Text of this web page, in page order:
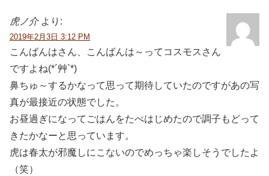
虎ノ介 より:
2019年2月3日 3:12 PM
こんばんはさん、こんばんは～ってコスモスさん
ですよね(*´艸`*)
鼻ちゅ～するかなって思って期待していたのですがあの写
真が最接近の状態でした。
お昼過ぎになってごはんをたべはじめたので調子もどって
きたかなーと思っています。
虎は春太が邪魔しにこないのでめっちゃ楽しそうでしたよ
（笑）